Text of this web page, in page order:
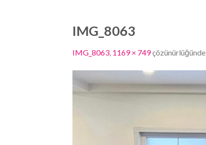
IMG_8063
IMG_8063 1169 × 749çözünürlüğünde